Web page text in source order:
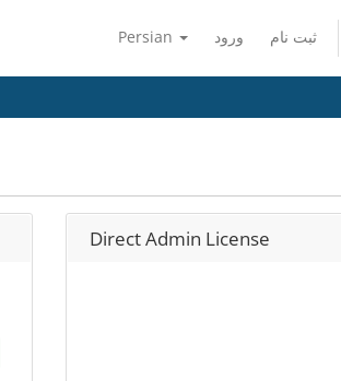
Persian ورود ثبت نام
Direct Admin License